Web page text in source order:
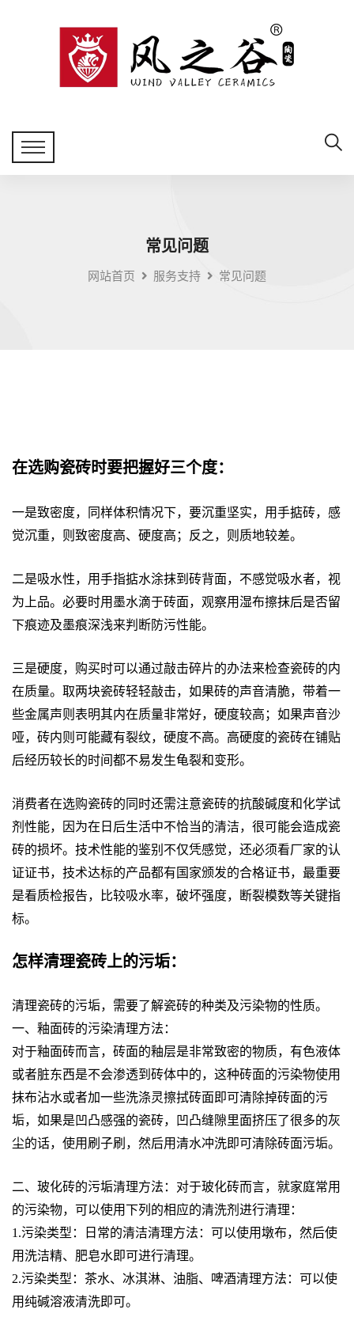
常见问题
网站首页 服务支持 常见问题
在选购瓷砖时要把握好三个度：
一是致密度，同样体积情况下，要沉重坚实，用手掂砖，感
觉沉重，则致密度高、硬度高；反之，则质地较差。
二是吸水性，用手指掂水涂抹到砖背面，不感觉吸水者，视
为上品。必要时用墨水滴于砖面，观察用湿布擦抹后是否留
下痕迹及墨痕深浅来判断防污性能。
三是硬度，购买时可以通过敲击碎片的办法来检查瓷砖的内
在质量。取两块瓷砖轻轻敲击，如果砖的声音清脆，带着一
些金属声则表明其内在质量非常好，硬度较高；如果声音沙
哑，砖内则可能藏有裂纹，硬度不高。高硬度的瓷砖在铺贴
后经历较长的时间都不易发生龟裂和变形。
消费者在选购瓷砖的同时还需注意瓷砖的抗酸碱度和化学试
剂性能，因为在日后生活中不恰当的清洁，很可能会造成瓷
砖的损坏。技术性能的鉴别不仅凭感觉，还必须看厂家的认
证证书，技术达标的产品都有国家颁发的合格证书，最重要
是看质检报告，比较吸水率，破坏强度，断裂模数等关键指
标。
怎样清理瓷砖上的污垢：
清理瓷砖的污垢，需要了解瓷砖的种类及污染物的性质。
一、釉面砖的污染清理方法：
对于釉面砖而言，砖面的釉层是非常致密的物质，有色液体
或者脏东西是不会渗透到砖体中的，这种砖面的污染物使用
抹布沾水或者加一些洗涤灵擦拭砖面即可清除掉砖面的污
垢，如果是凹凸感强的瓷砖，凹凸缝隙里面挤压了很多的灰
尘的话，使用刷子刷，然后用清水冲洗即可清除砖面污垢。
二、玻化砖的污垢清理方法：对于玻化砖而言，就家庭常用
的污染物，可以使用下列的相应的清洗剂进行清理：
1.污染类型：日常的清洁清理方法：可以使用墩布，然后使
用洗洁精、肥皂水即可进行清理。
2.污染类型：茶水、冰淇淋、油脂、啤酒清理方法：可以使
用纯碱溶液清洗即可。